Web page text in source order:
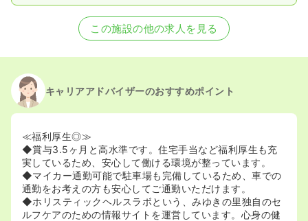
この施設の他の求人を見る
キャリアアドバイザーのおすすめポイント
≪福利厚生◎≫
◆賞与3.5ヶ月と高水準です。住宅手当など福利厚生も充
実しているため、安心して働ける環境が整っています。
◆マイカー通勤可能で駐車場も完備しているため、車での
通勤をお考えの方も安心してご通勤いただけます。
◆ホリスティックヘルスラボという、みゆきの里独自のセ
ルフケアのための情報サイトを運営しています。心身の健